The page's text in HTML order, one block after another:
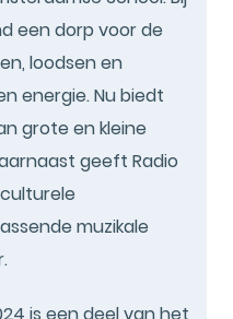
een dorp voor de
loodsen en
energie. Nu biedt
grote en kleine
geeft Radio
muzikale